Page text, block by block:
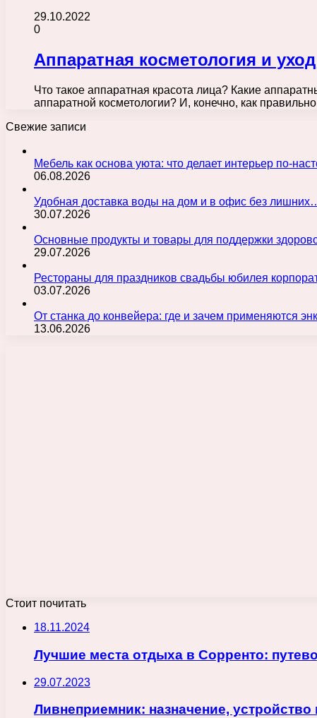
29.10.2022
0
Аппаратная косметология и
Что такое аппаратная красота лица? Какие
аппаратной косметологии? И, конечно, как
Свежие записи
Мебель как основа уюта: что делает интерьер по-
06.08.2026
Удобная доставка воды на дом и в офис без
30.07.2026
Основные продукты и товары для поддержки
29.07.2026
Рестораны для праздников свадьбы юбилея
03.07.2026
От станка до конвейера: где и зачем применяются
13.06.2026
Стоит почитать
18.11.2024
Лучшие места отдыха в Сорренто:
29.07.2023
Ливнеприемник: назначение,